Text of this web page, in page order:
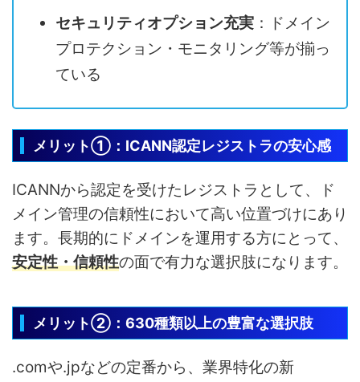
セキュリティオプション充実 ：ドメイン
プロテクション・モニタリング等が揃っ
ている
メリット①：ICANN認定レジストラの安心感
ICANNから認定を受けたレジストラとして、ド
メイン管理の信頼性において高い位置づけにあり
ます。長期的にドメインを運用する方にとって、
安定性・信頼性の面で有力な選択肢になります。
メリット②：630種類以上の豊富な選択肢
.comや.jpなどの定番から、業界特化の新